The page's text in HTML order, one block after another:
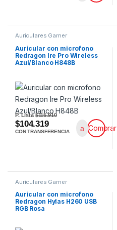
Auriculares Gamer
Auricular con microfono
Redragon Ire Pro Wireless
Azul/Blanco H848B
P. Lista$115.910
$104.319
CON TRANSFERENCIA Comprar
Auriculares Gamer
Auricular con microfono
Redragon Hylas H260 USB
RGB Rosa